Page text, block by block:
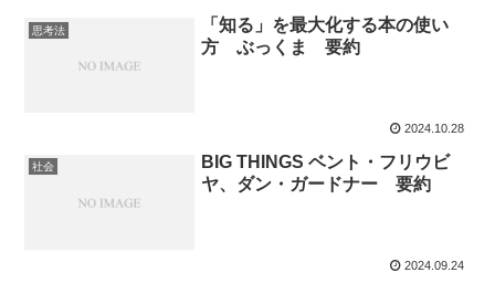
思考法
「知る」を最大化する本の使い
方 ぶっくま 要約
2024.10.28
社会
BIG THINGS ベント・フリウビ
ヤ、ダン・ガードナー 要約
2024.09.24